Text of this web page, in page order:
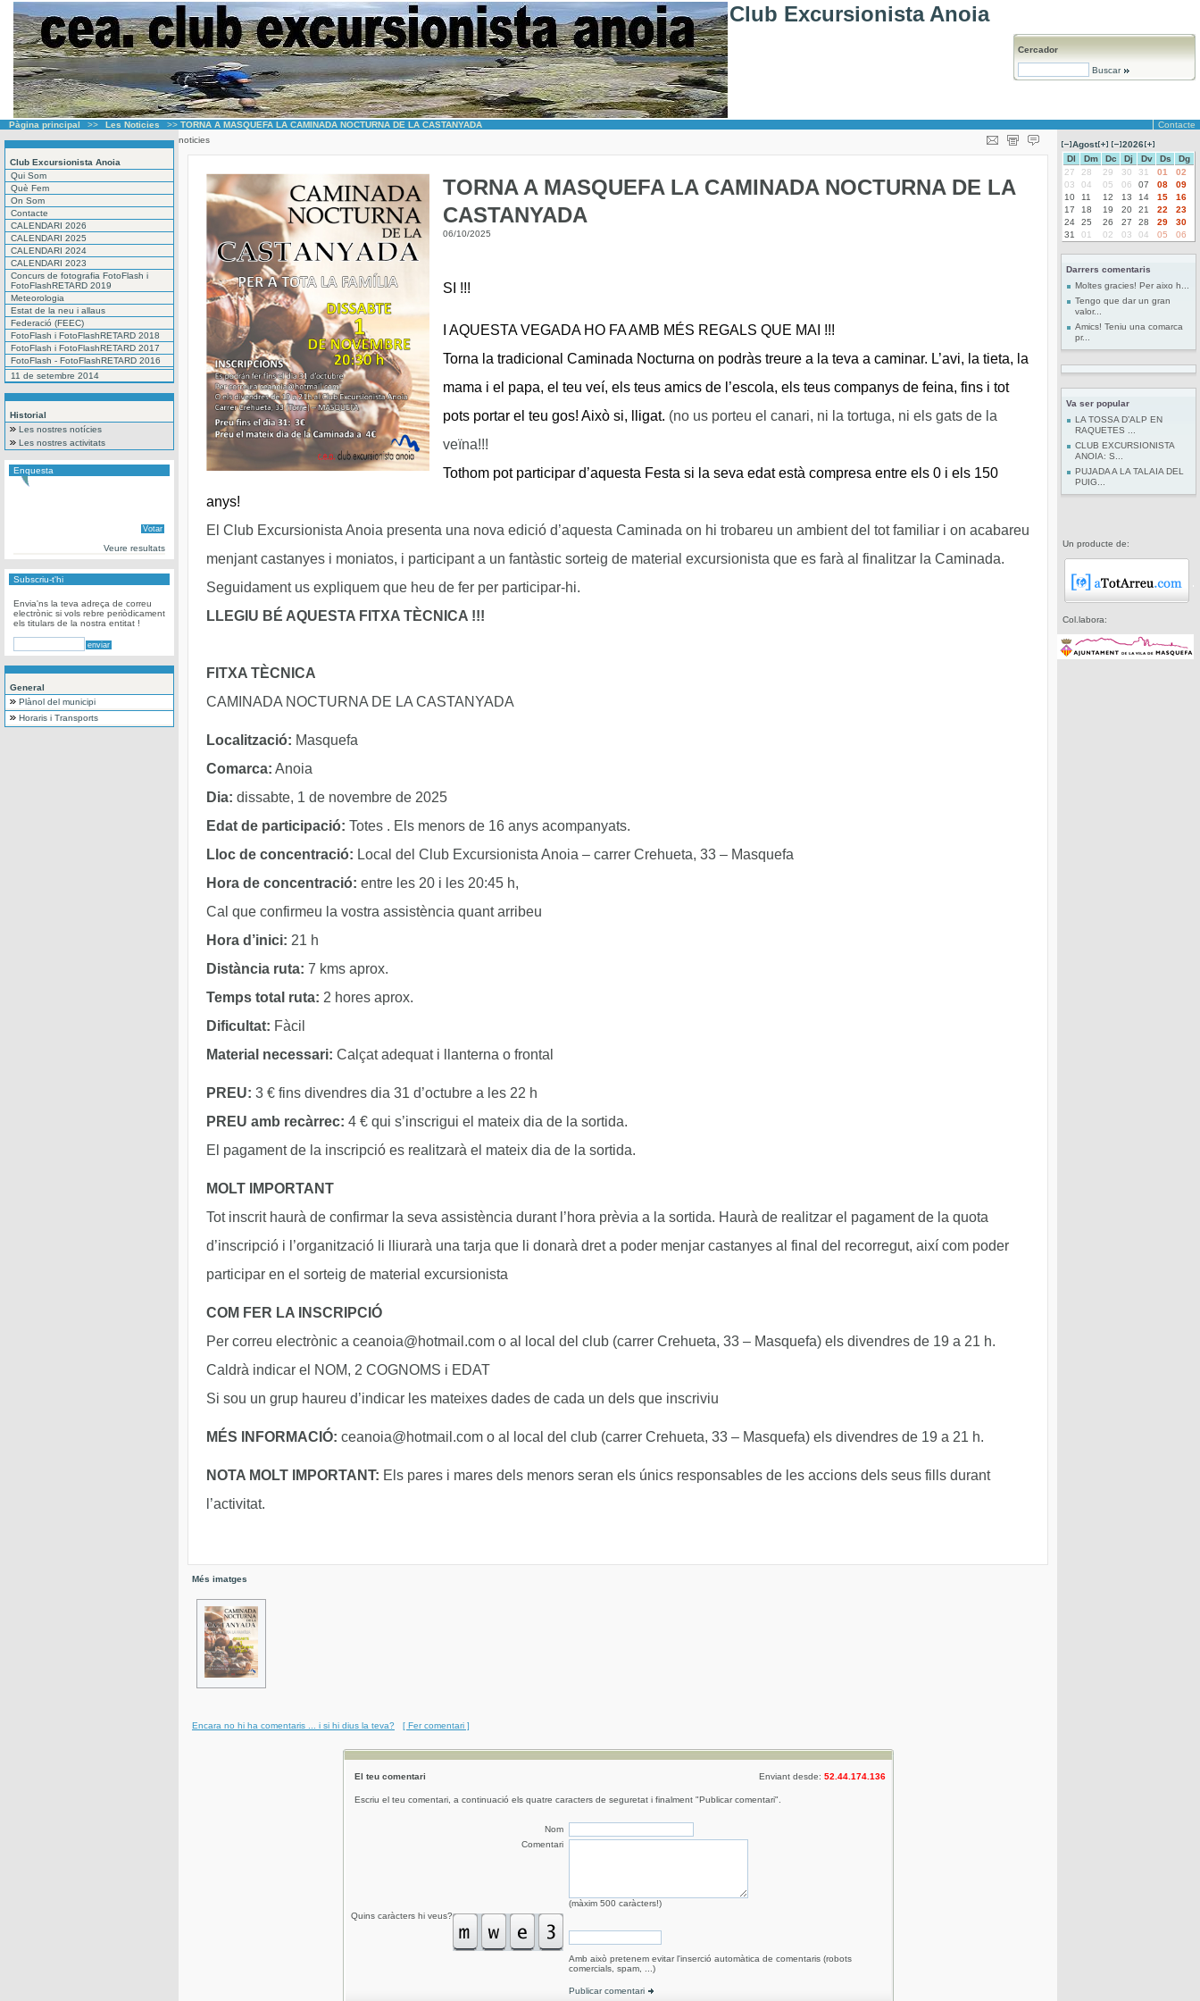
Club Excursionista Anoia
Cercador
Buscar
Pàgina principal >> Les Noticies >> TORNA A MASQUEFA LA CAMINADA NOCTURNA DE LA CASTANYADA Contacte
Club Excursionista Anoia
Qui Som
Què Fem
On Som
Contacte
CALENDARI 2026
CALENDARI 2025
CALENDARI 2024
CALENDARI 2023
Concurs de fotografia FotoFlash i
FotoFlashRETARD 2019
Meteorologia
Estat de la neu i allaus
Federació (FEEC)
FotoFlash i FotoFlashRETARD 2018
FotoFlash i FotoFlashRETARD 2017
FotoFlash - FotoFlashRETARD 2016
11 de setembre 2014
Historial
Les nostres notícies
Les nostres activitats
Enquesta
Veure resultats
Subscriu-t'hi
Envia'ns la teva adreça de correu
electrònic si vols rebre periòdicament
els titulars de la nostra entitat !
General
Plànol del municipi
Horaris i Transports
noticies
TORNA A MASQUEFA LA CAMINADA NOCTURNA DE LA
CASTANYADA
06/10/2025
SI !!!
I AQUESTA VEGADA HO FA AMB MÉS REGALS QUE MAI !!!
Torna la tradicional Caminada Nocturna on podràs treure a la teva a caminar. L’avi, la tieta, la
mama i el papa, el teu veí, els teus amics de l’escola, els teus companys de feina, fins i tot
pots portar el teu gos! Això si, lligat. (no us porteu el canari, ni la tortuga, ni els gats de la
veïna!!!
Tothom pot participar d’aquesta Festa si la seva edat està compresa entre els 0 i els 150
anys!
El Club Excursionista Anoia presenta una nova edició d’aquesta Caminada on hi trobareu un ambient del tot familiar i on acabareu
menjant castanyes i moniatos, i participant a un fantàstic sorteig de material excursionista que es farà al finalitzar la Caminada.
Seguidament us expliquem que heu de fer per participar-hi.
LLEGIU BÉ AQUESTA FITXA TÈCNICA !!!
FITXA TÈCNICA
CAMINADA NOCTURNA DE LA CASTANYADA
Localització: Masquefa
Comarca: Anoia
Dia: dissabte, 1 de novembre de 2025
Edat de participació: Totes . Els menors de 16 anys acompanyats.
Lloc de concentració: Local del Club Excursionista Anoia – carrer Crehueta, 33 – Masquefa
Hora de concentració: entre les 20 i les 20:45 h,
Cal que confirmeu la vostra assistència quant arribeu
Hora d’inici: 21 h
Distància ruta: 7 kms aprox.
Temps total ruta: 2 hores aprox.
Dificultat: Fàcil
Material necessari: Calçat adequat i llanterna o frontal
PREU: 3 € fins divendres dia 31 d’octubre a les 22 h
PREU amb recàrrec: 4 € qui s’inscrigui el mateix dia de la sortida.
El pagament de la inscripció es realitzarà el mateix dia de la sortida.
MOLT IMPORTANT
Tot inscrit haurà de confirmar la seva assistència durant l’hora prèvia a la sortida. Haurà de realitzar el pagament de la quota
d’inscripció i l’organització li lliurarà una tarja que li donarà dret a poder menjar castanyes al final del recorregut, així com poder
participar en el sorteig de material excursionista
COM FER LA INSCRIPCIÓ
Per correu electrònic a ceanoia@hotmail.com o al local del club (carrer Crehueta, 33 – Masquefa) els divendres de 19 a 21 h.
Caldrà indicar el NOM, 2 COGNOMS i EDAT
Si sou un grup haureu d’indicar les mateixes dades de cada un dels que inscriviu
MÉS INFORMACIÓ: ceanoia@hotmail.com o al local del club (carrer Crehueta, 33 – Masquefa) els divendres de 19 a 21 h.
NOTA MOLT IMPORTANT: Els pares i mares dels menors seran els únics responsables de les accions dels seus fills durant
l’activitat.
Més imatges
Encara no hi ha comentaris ... i si hi dius la teva? [ Fer comentari ]
El teu comentari Enviant desde: 52.44.174.136
Escriu el teu comentari, a continuació els quatre caracters de seguretat i finalment "Publicar comentari".
Nom
Comentari
(màxim 500 caràcters!)
Quins caràcters hi veus?
Amb això pretenem evitar l'inserció automàtica de comentaris (robots
comercials, spam, ...)
Publicar comentari
Agost
2026
Dl
Dm Dc Dj Dv Ds
Dg
27
28 29 30 31 01
02
03
04 05 06 07 08
09
10
11 12 13 14 15
16
17
18 19 20 21 22
23
24
25 26 27 28 29
30
31
01 02 03 04 05 06
Darrers comentaris
Moltes gracies! Per aixo h...
Tengo que dar un gran
valor...
Amics! Teniu una comarca
pr...
Va ser popular
LA TOSSA D’ALP EN
RAQUETES ...
CLUB EXCURSIONISTA
ANOIA: S...
PUJADA A LA TALAIA DEL
PUIG...
Un producte de:
Col.labora: